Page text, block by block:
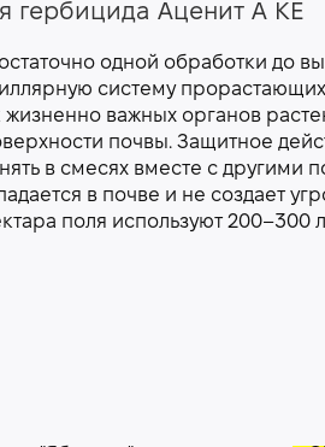
гербицида Аценит А КЕ
одной обработки до
систему
важных органов
почвы. Защитное
в смесях вместе с другими
в почве и не создает
поля используют 200–300